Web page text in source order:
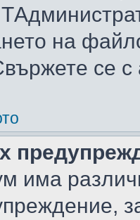
на
се
има